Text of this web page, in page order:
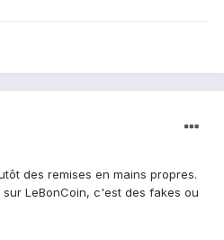
des remises en mains propres.
LeBonCoin, c'est des fakes ou